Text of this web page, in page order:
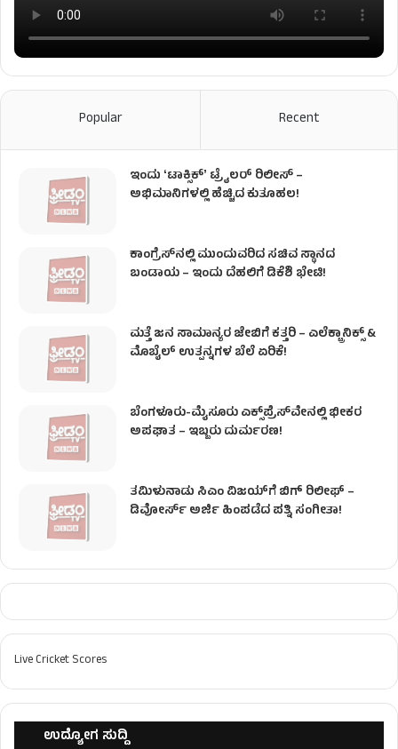
Popular Recent
ಇಂದು ʻಟಾಕ್ಸಿಕ್ʼ ಟ್ರೈಲರ್ ರಿಲೀಸ್‌ –
ಅಭಿಮಾನಿಗಳಲ್ಲಿ ಹೆಚ್ಚಿದ ಕುತೂಹಲ!
ಕಾಂಗ್ರೆಸ್​ನಲ್ಲಿ ಮುಂದುವರಿದ ಸಚಿವ ಸ್ಥಾನದ
ಬಂಡಾಯ – ಇಂದು ದೆಹಲಿಗೆ ಡಿಕೆಶಿ ಭೇಟಿ!
ಮತ್ತೆ ಜನ ಸಾಮಾನ್ಯರ ಜೇಬಿಗೆ ಕತ್ತರಿ – ಎಲೆಕ್ಟ್ರಾನಿಕ್ಸ್ &
ಮೊಬೈಲ್ ಉತ್ಪನ್ನಗಳ ಬೆಲೆ ಏರಿಕೆ!
ಬೆಂಗಳೂರು-ಮೈಸೂರು ಎಕ್ಸ್‌ಪ್ರೆಸ್‌ವೇನಲ್ಲಿ ಭೀಕರ
ಅಪಘಾತ – ಇಬ್ಬರು ದುರ್ಮರಣ!
ತಮಿಳುನಾಡು ಸಿಎಂ ವಿಜಯ್‌ಗೆ ಬಿಗ್ ರಿಲೀಫ್ –
ಡಿವೋರ್ಸ್ ಅರ್ಜಿ ಹಿಂಪಡೆದ ಪತ್ನಿ ಸಂಗೀತಾ!
Live Cricket Scores
ಉದ್ಯೋಗ ಸುದ್ದಿ